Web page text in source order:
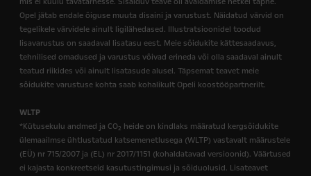
Opel jätab endale õiguse muuta disaini ja varustust. Näidatud värvid on
tegelikele värvidele ainult ligilähedased. Illustratsioonidel toodud
lisavarustus on saadaval lisatasu eest. Meie sõidukite kättesaadavus,
tehnilised omadused ja varustus võivad erineda või olla saadaval ainult
teatud riikides või ainult lisatasude alusel. Täpsemat teavet meie
sõidukite varustuse kohta saab kohalikult Opeli koostööpartnerilt.
WLTP
*Kütusekulu andmed ja CO2 heide on kindlaks määratud kergsõidukite
ülemaailmse ühtlustatud katsemenetlusega (WLTP) vastavalt määrustele
(EÜ) nr 715/2007 ja (EL) nr 2017/1151 (kohaldatavad versioonid). Väärtused
ei kajasta konkreetseid kasutustingimusi ja sõiduolusid. Lisateavet